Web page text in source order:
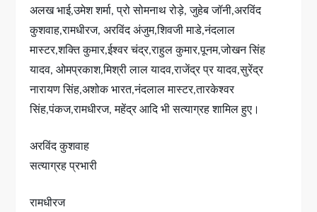
अलख भाई,उमेश शर्मा, प्रो सोमनाथ रोड़े, जुहेब जॉनी,अरविंद
कुशवाह,रामधीरज, अरविंद अंजुम,शिवजी माडे,नंदलाल
मास्टर,शक्ति कुमार,ईश्वर चंद्र,राहुल कुमार,पूनम,जोखन सिंह
यादव, ओमप्रकाश,मिश्री लाल यादव,राजेंद्र प्र यादव,सुरेंद्र
नारायण सिंह,अशोक भारत,नंदलाल मास्टर,तारकेश्वर
सिंह,पंकज,रामधीरज, महेंद्र आदि भी सत्याग्रह शामिल हुए।
अरविंद कुशवाह
सत्याग्रह प्रभारी
रामधीरज